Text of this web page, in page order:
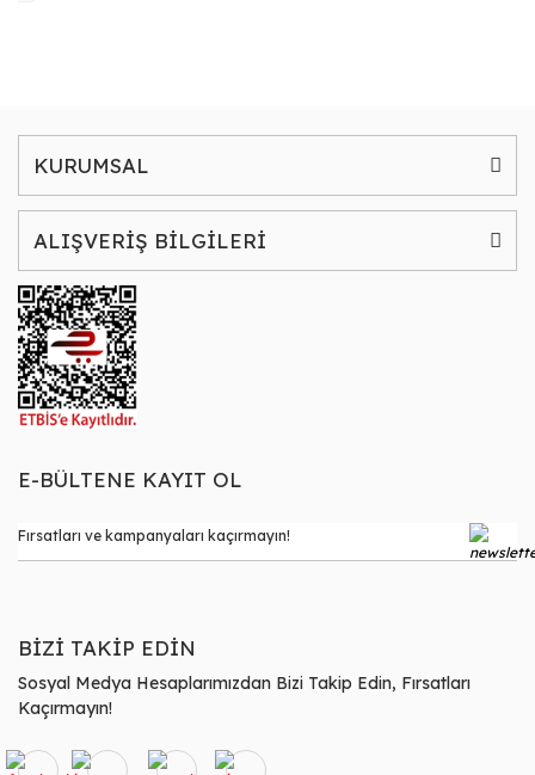
KURUMSAL
ALIŞVERİŞ BİLGİLERİ
E-BÜLTENE KAYIT OL
BİZİ TAKİP EDİN
Sosyal Medya Hesaplarımızdan Bizi Takip Edin, Fırsatları
Kaçırmayın!